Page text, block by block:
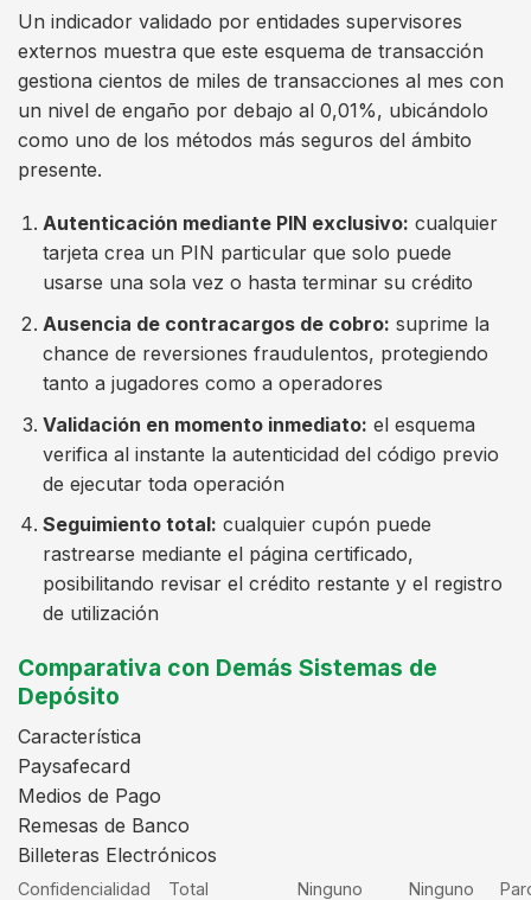
Un indicador validado por entidades supervisores
externos muestra que este esquema de transacción
gestiona cientos de miles de transacciones al mes con
un nivel de engaño por debajo al 0,01%, ubicándolo
como uno de los métodos más seguros del ámbito
presente.
Autenticación mediante PIN exclusivo: cualquier
tarjeta crea un PIN particular que solo puede
usarse una sola vez o hasta terminar su crédito
Ausencia de contracargos de cobro: suprime la
chance de reversiones fraudulentos, protegiendo
tanto a jugadores como a operadores
Validación en momento inmediato: el esquema
verifica al instante la autenticidad del código previo
de ejecutar toda operación
Seguimiento total: cualquier cupón puede
rastrearse mediante el página certificado,
posibilitando revisar el crédito restante y el registro
de utilización
Comparativa con Demás Sistemas de
Depósito
Característica
Paysafecard
Medios de Pago
Remesas de Banco
Billeteras Electrónicos
Confidencialidad Total Ninguno Ninguno